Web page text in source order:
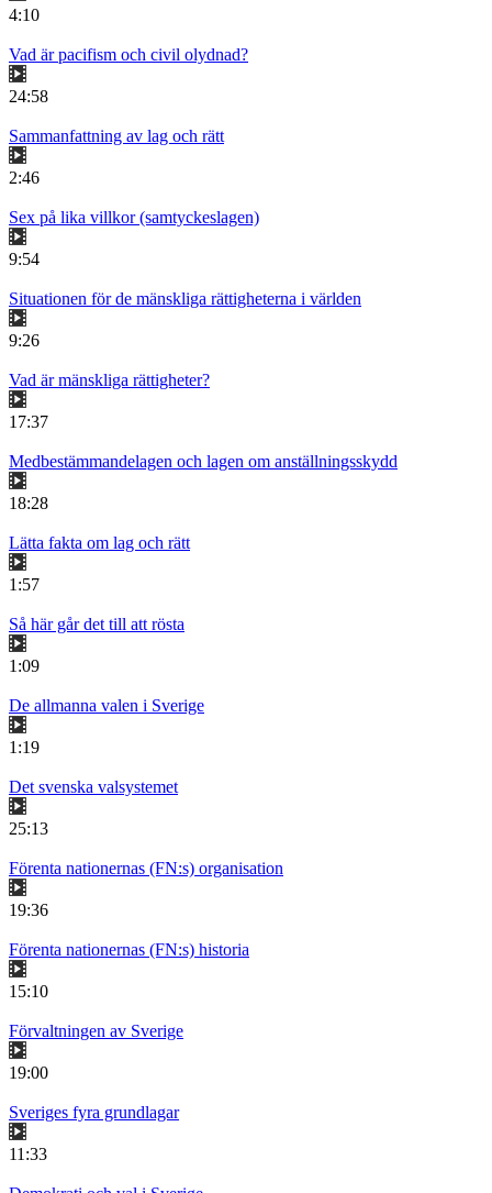
4:10
Vad är pacifism och civil olydnad?
24:58
Sammanfattning av lag och rätt
2:46
Sex på lika villkor (samtyckeslagen)
9:54
Situationen för de mänskliga rättigheterna i världen
9:26
Vad är mänskliga rättigheter?
17:37
Medbestämmandelagen och lagen om anställningsskydd
18:28
Lätta fakta om lag och rätt
1:57
Så här går det till att rösta
1:09
De allmanna valen i Sverige
1:19
Det svenska valsystemet
25:13
Förenta nationernas (FN:s) organisation
19:36
Förenta nationernas (FN:s) historia
15:10
Förvaltningen av Sverige
19:00
Sveriges fyra grundlagar
11:33